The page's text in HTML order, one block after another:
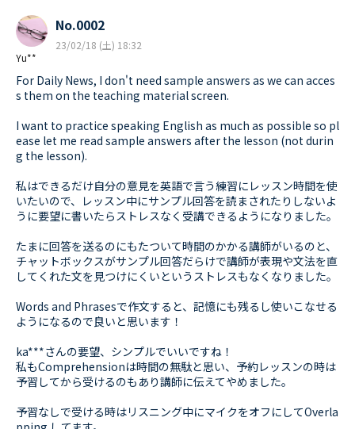
Yu**
No.0002
23/02/18 (土) 18:32
For Daily News, I don't need sample answers as we can acces
s them on the teaching material screen.
I want to practice speaking English as much as possible so pl
ease let me read sample answers after the lesson (not durin
g the lesson).
私はできるだけ自分の意見を英語で言う練習にレッスン時間を使
いたいので、レッスン中にサンプル回答を読まされたりしないよ
うに要望に書いたらストレスなく受講できるようになりました。
たまに回答を送るのにもたついて時間のかかる講師がいるのと、
チャットボックスがサンプル回答だらけで講師が表現や文法を直
してくれた文を見つけにくいというストレスもなくなりました。
Words and Phrasesで作文すると、記憶にも残るし使いこなせる
ようになるので良いと思います！
ka***さんの要望、シンプルでいいですね！
私もComprehensionは時間の無駄と思い、予約レッスンの時は
予習してから受けるのもあり講師に伝えてやめました。
予習なしで受ける時はリスニング中にマイクをオフにしてOverla